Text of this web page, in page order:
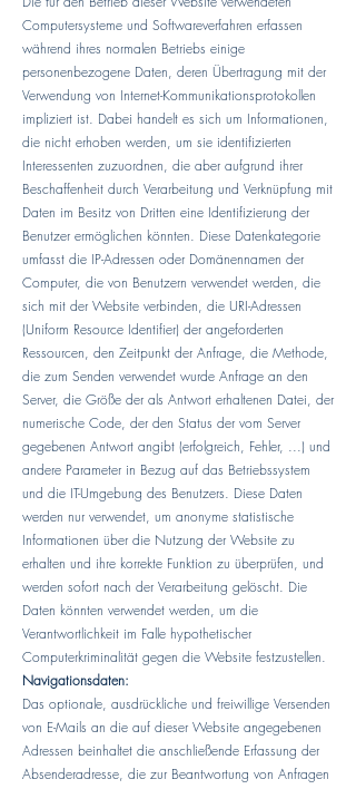
Computersysteme und Softwareverfahren erfassen
während ihres normalen Betriebs einige
personenbezogene Daten, deren Übertragung mit der
Verwendung von Internet-Kommunikationsprotokollen
impliziert ist. Dabei handelt es sich um Informationen,
die nicht erhoben werden, um sie identifizierten
Interessenten zuzuordnen, die aber aufgrund ihrer
Beschaffenheit durch Verarbeitung und Verknüpfung mit
Daten im Besitz von Dritten eine Identifizierung der
Benutzer ermöglichen könnten. Diese Datenkategorie
umfasst die IP-Adressen oder Domänennamen der
Computer, die von Benutzern verwendet werden, die
sich mit der Website verbinden, die URI-Adressen
(Uniform Resource Identifier) der angeforderten
Ressourcen, den Zeitpunkt der Anfrage, die Methode,
die zum Senden verwendet wurde Anfrage an den
Server, die Größe der als Antwort erhaltenen Datei, der
numerische Code, der den Status der vom Server
gegebenen Antwort angibt (erfolgreich, Fehler, ...) und
andere Parameter in Bezug auf das Betriebssystem
und die IT-Umgebung des Benutzers. Diese Daten
werden nur verwendet, um anonyme statistische
Informationen über die Nutzung der Website zu
erhalten und ihre korrekte Funktion zu überprüfen, und
werden sofort nach der Verarbeitung gelöscht. Die
Daten könnten verwendet werden, um die
Verantwortlichkeit im Falle hypothetischer
Computerkriminalität gegen die Website festzustellen.
Navigationsdaten:
Das optionale, ausdrückliche und freiwillige Versenden
von E-Mails an die auf dieser Website angegebenen
Adressen beinhaltet die anschließende Erfassung der
Absenderadresse, die zur Beantwortung von Anfragen